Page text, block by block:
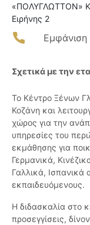
«ΠΟΛΥΓΛΩΤΤΟΝ»
Ειρήνης 2
Σχετικά με την
Το Κέντρο Ξένων
Κοζάνη και
χώρος για την
υπηρεσίες του
εκμάθησης για
Γερμανικά,
Γαλλικά, Ισπανικά
εκπαιδευόμενους.
Η διδασκαλία στο
προσεγγίσεις,